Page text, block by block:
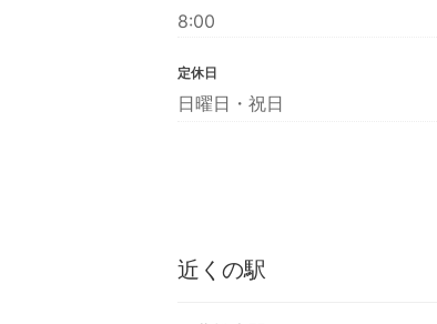
8:00
定休日
日曜日・祝日
近くの駅